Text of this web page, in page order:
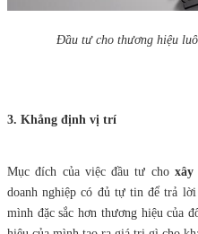
Đầu tư cho thương hiệu
3. Khẳng định vị trí
Mục đích của việc đầu tư cho
doanh nghiệp có đủ tự tin để trả
mình đặc sắc hơn thương hiệu của